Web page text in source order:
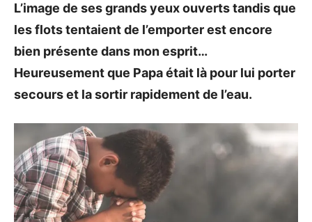
L’image de ses grands yeux ouverts tandis que
les flots tentaient de l’emporter est encore
bien présente dans mon esprit…
Heureusement que Papa était là pour lui porter
secours et la sortir rapidement de l’eau.